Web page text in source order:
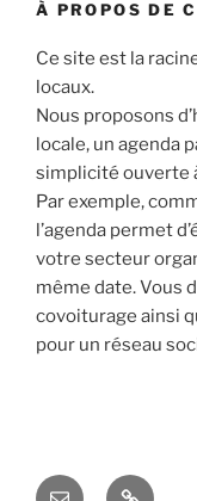
À PROPOS DE
Ce site est la
locaux.
Nous proposons
locale, un agenda
simplicité ouverte
Par exemple,
l’agenda permet
votre secteur
même date. Vous
covoiturage ainsi
pour un réseau
E- Agenda